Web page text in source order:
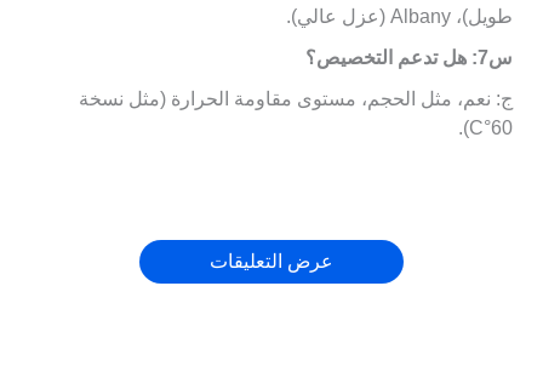
طويل)، Albany (عزل عالي).
س7: هل تدعم التخصيص؟
ج: نعم، مثل الحجم، مستوى مقاومة الحرارة (مثل نسخة
60°C).
عرض التعليقات